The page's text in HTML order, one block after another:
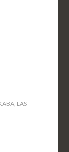
, LAS